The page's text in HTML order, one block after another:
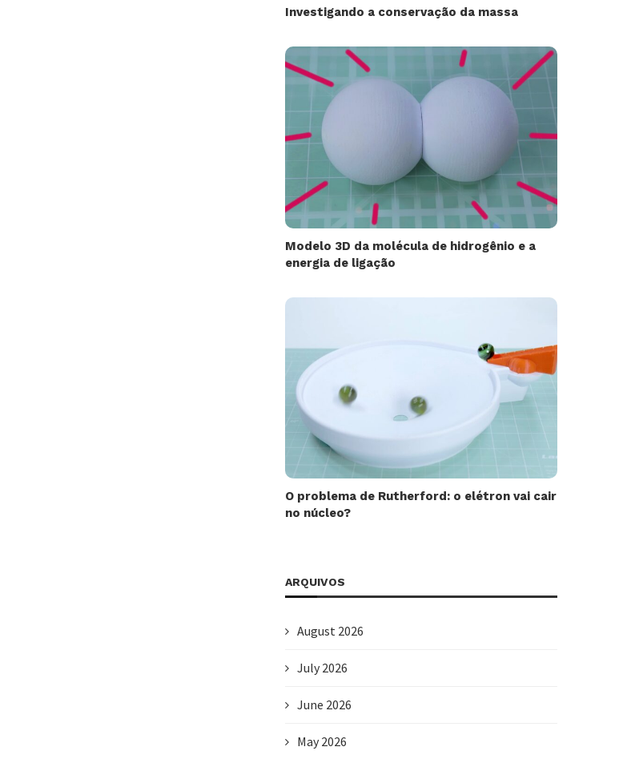
Investigando a conservação da massa
Modelo 3D da molécula de hidrogênio e a
energia de ligação
O problema de Rutherford: o elétron vai cair
no núcleo?
ARQUIVOS
August 2026
July 2026
June 2026
May 2026